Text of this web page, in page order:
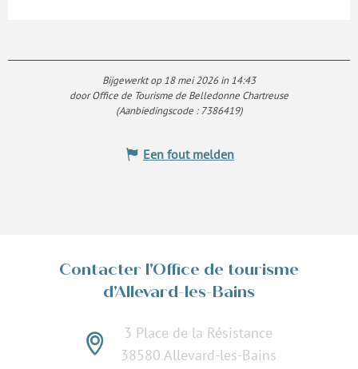
Bijgewerkt op 18 mei 2026 in 14:43
door Office de Tourisme de Belledonne Chartreuse
(Aanbiedingscode :7386419)
Een fout melden
Contacter l'Office de tourisme
d'Allevard-les-Bains
3 Place de la Résistance
38580 Allevard-les-Bains